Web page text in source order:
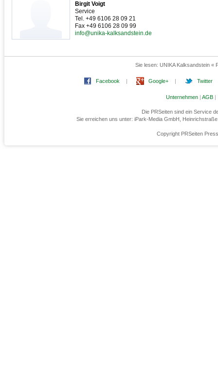
Birgit Voigt
Service
Tel. +49 6106 28 09 21
Fax +49 6106 28 09 99
info@unika-kalksandstein.de
Sie lesen: UNIKA Kalksandstein «
Facebook | Google+ | Twitter
Unternehmen | AGB |
Die PRSeiten sind ein Service
Sie erreichen uns unter: iPark-Media GmbH,
Copyright PRSeiten